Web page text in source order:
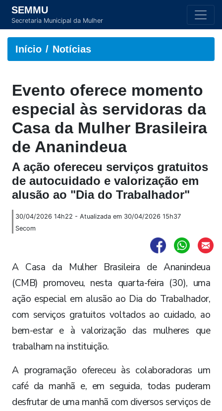
SEMMU
Secretaria Municipal da Mulher
Início Notícias
Evento oferece momento
especial às servidoras da
Casa da Mulher Brasileira
de Ananindeua
A ação ofereceu serviços gratuitos
de autocuidado e valorização em
alusão ao "Dia do Trabalhador"
30/04/2026 14h22 - Atualizada em 30/04/2026 15h37
Secom
A Casa da Mulher Brasileira de Ananindeua
(CMB) promoveu, nesta quarta-feira (30), uma
ação especial em alusão ao Dia do Trabalhador,
com serviços gratuitos voltados ao cuidado, ao
bem-estar e à valorização das mulheres que
trabalham na instituição.
A programação ofereceu às colaboradoras um
café da manhã e, em seguida, todas puderam
desfrutar de uma manhã com diversos serviços de